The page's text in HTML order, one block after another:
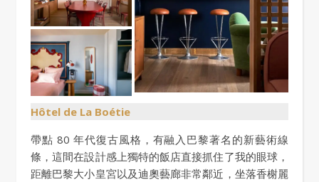
Hôtel de La Boétie
帶點 80 年代復古風格，有融入巴黎著名的新藝術線
條，這間在設計感上獨特的飯店直接抓住了我的眼球，
距離巴黎大小皇宮以及迪奧藝廊非常鄰近，坐落香榭麗